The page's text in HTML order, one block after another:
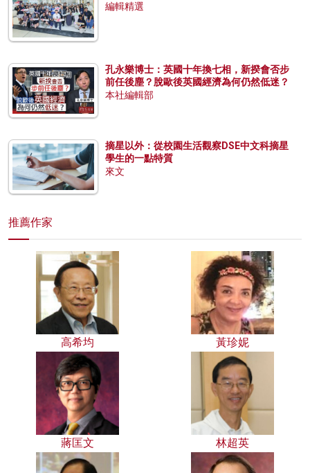
編輯精選
孔永樂博士：英國十年換七相，新揆會否步
前任後塵？脫歐後英國經濟為何仍然低迷？
本社編輯部
摘星以外：從校園生活觀察DSE中文科摘星
學生的一點特質
來文
推薦作家
高希均 黃珍妮
蔣匡文 林超英